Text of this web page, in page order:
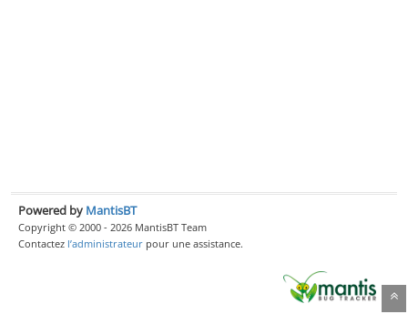
Powered by MantisBT
Copyright © 2000 - 2026 MantisBT Team
Contactez l’administrateur pour une assistance.